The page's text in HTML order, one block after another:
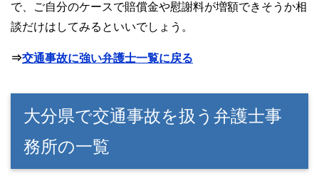
で、ご自分のケースで賠償金や慰謝料が増額できそうか相
談だけはしてみるといいでしょう。
⇒交通事故に強い弁護士一覧に戻る
大分県で交通事故を扱う弁護士事
務所の一覧